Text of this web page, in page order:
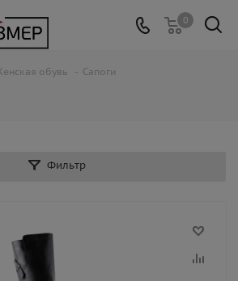
0
обувь - Сапоги
Фильтр